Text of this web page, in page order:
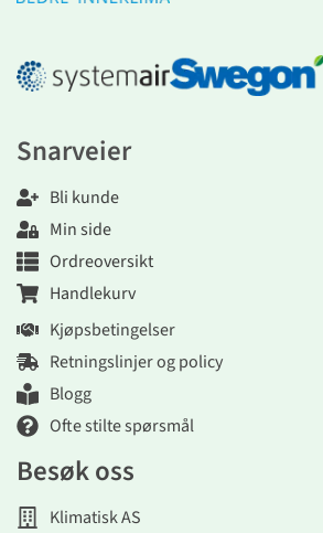
Snarveier
Bli kunde
Min side
Ordreoversikt
Handlekurv
Kjøpsbetingelser
Retningslinjer og policy
Blogg
Ofte stilte spørsmål
Besøk oss
Klimatisk AS